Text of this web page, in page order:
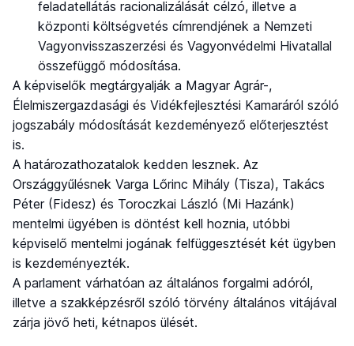
feladatellátás racionalizálását célzó, illetve a
központi költségvetés címrendjének a Nemzeti
Vagyonvisszaszerzési és Vagyonvédelmi Hivatallal
összefüggő módosítása.
A képviselők megtárgyalják a Magyar Agrár-,
Élelmiszergazdasági és Vidékfejlesztési Kamaráról szóló
jogszabály módosítását kezdeményező előterjesztést
is.
A határozathozatalok kedden lesznek. Az
Országgyűlésnek Varga Lőrinc Mihály (Tisza), Takács
Péter (Fidesz) és Toroczkai László (Mi Hazánk)
mentelmi ügyében is döntést kell hoznia, utóbbi
képviselő mentelmi jogának felfüggesztését két ügyben
is kezdeményezték.
A parlament várhatóan az általános forgalmi adóról,
illetve a szakképzésről szóló törvény általános vitájával
zárja jövő heti, kétnapos ülését.